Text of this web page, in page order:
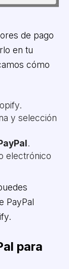
de pago
en tu
cómo
y selección
.
electrónico
PayPal
para